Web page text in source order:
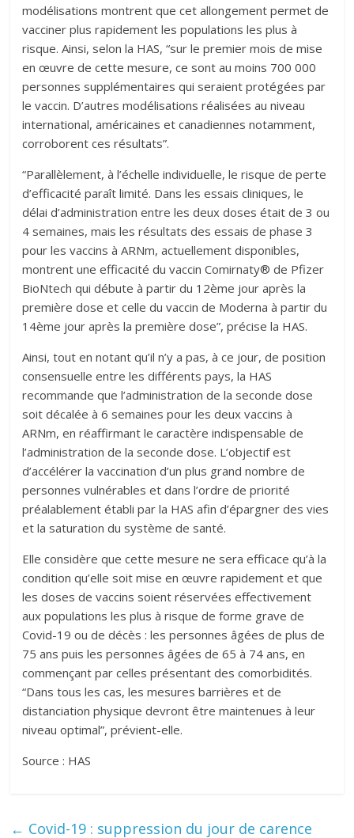
modélisations montrent que cet allongement permet de
vacciner plus rapidement les populations les plus à
risque. Ainsi, selon la HAS, “sur le premier mois de mise
en œuvre de cette mesure, ce sont au moins 700 000
personnes supplémentaires qui seraient protégées par
le vaccin. D’autres modélisations réalisées au niveau
international, américaines et canadiennes notamment,
corroborent ces résultats”.
“Parallèlement, à l’échelle individuelle, le risque de perte
d’efficacité paraît limité. Dans les essais cliniques, le
délai d’administration entre les deux doses était de 3 ou
4 semaines, mais les résultats des essais de phase 3
pour les vaccins à ARNm, actuellement disponibles,
montrent une efficacité du vaccin Comirnaty® de Pfizer
BioNtech qui débute à partir du 12ème jour après la
première dose et celle du vaccin de Moderna à partir du
14ème jour après la première dose”, précise la HAS.
Ainsi, tout en notant qu’il n’y a pas, à ce jour, de position
consensuelle entre les différents pays, la HAS
recommande que l’administration de la seconde dose
soit décalée à 6 semaines pour les deux vaccins à
ARNm, en réaffirmant le caractère indispensable de
l’administration de la seconde dose. L’objectif est
d’accélérer la vaccination d’un plus grand nombre de
personnes vulnérables et dans l’ordre de priorité
préalablement établi par la HAS afin d’épargner des vies
et la saturation du système de santé.
Elle considère que cette mesure ne sera efficace qu’à la
condition qu’elle soit mise en œuvre rapidement et que
les doses de vaccins soient réservées effectivement
aux populations les plus à risque de forme grave de
Covid-19 ou de décès : les personnes âgées de plus de
75 ans puis les personnes âgées de 65 à 74 ans, en
commençant par celles présentant des comorbidités.
“Dans tous les cas, les mesures barrières et de
distanciation physique devront être maintenues à leur
niveau optimal”, prévient-elle.
Source : HAS
← Covid-19 : suppression du jour de carence